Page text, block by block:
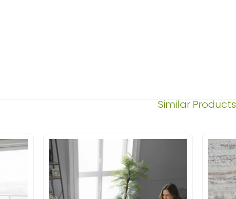
Similar Products